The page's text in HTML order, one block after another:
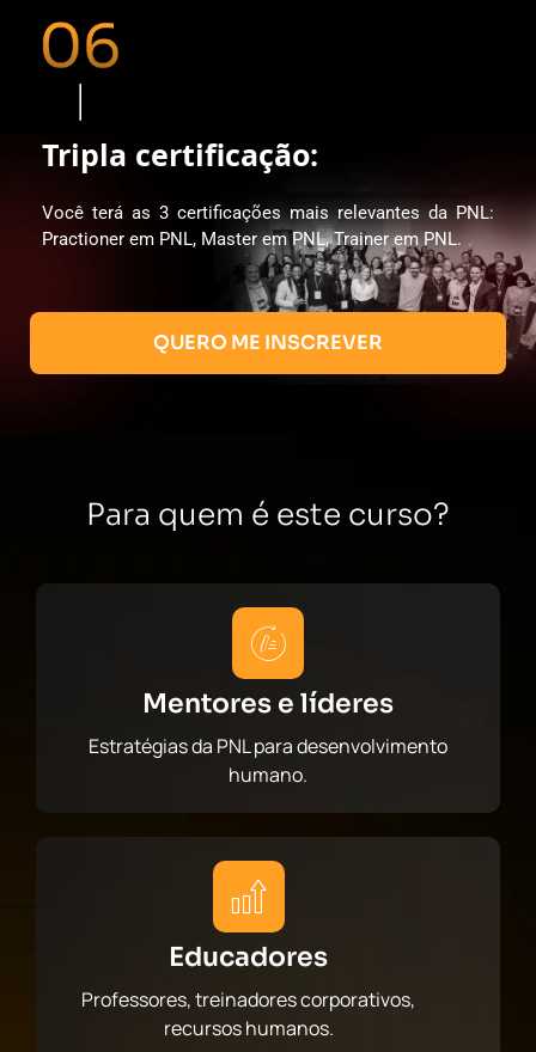
Tripla certificação:
Você terá as 3 certificações mais relevantes da PNL:
Practioner em PNL, Master em PNL, Trainer em PNL.
QUERO ME INSCREVER
Para quem é este curso?
Mentores e líderes
Estratégias da PNL para desenvolvimento
humano.
Educadores
Professores, treinadores corporativos,
recursos humanos.